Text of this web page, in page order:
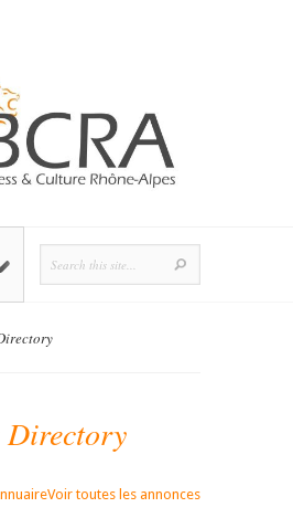
Directory
Voir toutes les annonces